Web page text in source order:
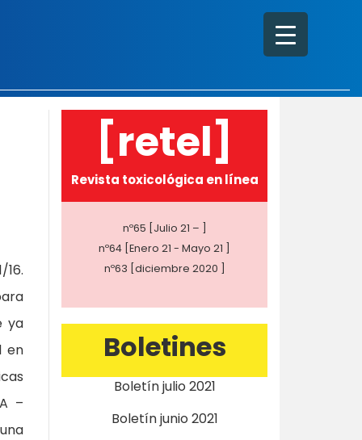
ya
en
–
[retel]
Revista toxicológica en línea
nº65 [Julio 21 – ]
nº64 [Enero 21 - Mayo 21 ]
nº63 [diciembre 2020 ]
Boletines
Boletín julio 2021
Boletín junio 2021